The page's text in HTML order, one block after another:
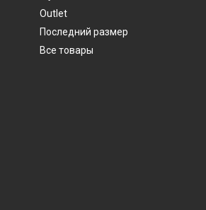
Outlet
Последний размер
Все товары